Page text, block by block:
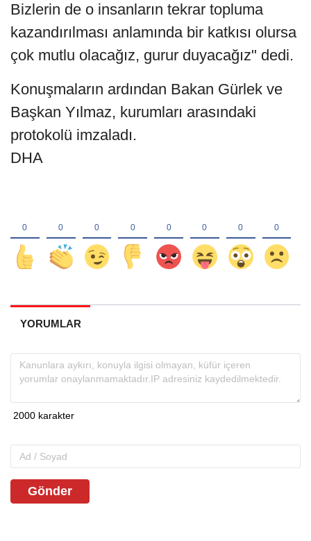
Bizlerin de o insanların tekrar topluma
kazandırılması anlamında bir katkısı olursa
çok mutlu olacağız, gurur duyacağız" dedi.
Konuşmaların ardından Bakan Gürlek ve
Başkan Yılmaz, kurumları arasındaki
protokolü imzaladı.
DHA
YORUMLAR
Gönder